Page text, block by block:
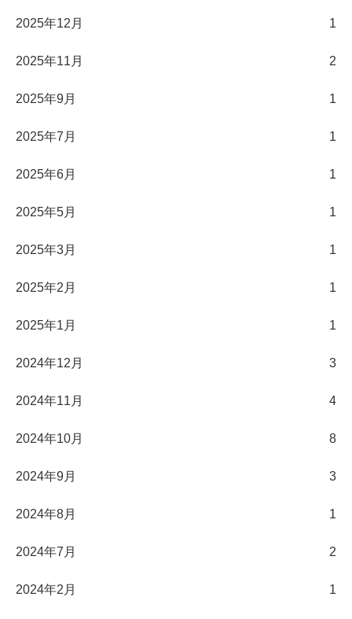
2025年12月 1
2025年11月 2
2025年9月 1
2025年7月 1
2025年6月 1
2025年5月 1
2025年3月 1
2025年2月 1
2025年1月 1
2024年12月 3
2024年11月 4
2024年10月 8
2024年9月 3
2024年8月 1
2024年7月 2
2024年2月 1